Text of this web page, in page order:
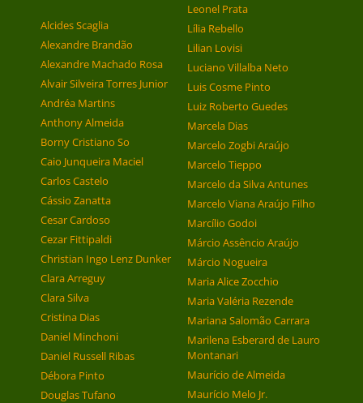
Alcides Scaglia
Alexandre Brandão
Alexandre Machado Rosa
Alvair Silveira Torres Junior
Andréa Martins
Anthony Almeida
Borny Cristiano So
Caio Junqueira Maciel
Carlos Castelo
Cássio Zanatta
Cesar Cardoso
Cezar Fittipaldi
Christian Ingo Lenz Dunker
Clara Arreguy
Clara Silva
Cristina Dias
Daniel Minchoni
Daniel Russell Ribas
Débora Pinto
Douglas Tufano
Leonel Prata
Lília Rebello
Lilian Lovisi
Luciano Villalba Neto
Luis Cosme Pinto
Luiz Roberto Guedes
Marcela Dias
Marcelo Zogbi Araújo
Marcelo Tieppo
Marcelo da Silva Antunes
Marcelo Viana Araújo Filho
Marcílio Godoi
Márcio Assêncio Araújo
Márcio Nogueira
Maria Alice Zocchio
Maria Valéria Rezende
Mariana Salomão Carrara
Marilena Esberard de Lauro
Montanari
Maurício de Almeida
Maurício Melo Jr.